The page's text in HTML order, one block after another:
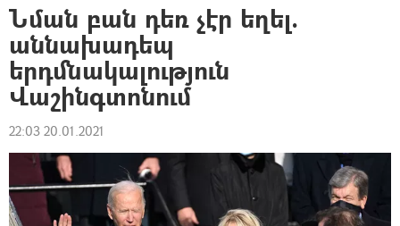
Նման բան դեռ չէր եղել.
աննախադեպ
երդմնակալություն
Վաշինգտոնում
22:03 20.01.2021